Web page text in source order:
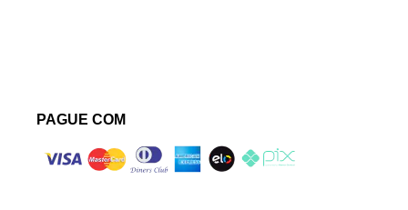
PAGUE COM